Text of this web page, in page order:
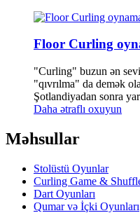
Floor Curling
"Curling" buzun ən
"qıvrılma" da demək
Şotlandiyadan sonra
Daha ətraflı oxuyun
Məhsullar
Stolüstü Oyunlar
Curling Game &
Dart Oyunları
Qumar və İçki Oyunları